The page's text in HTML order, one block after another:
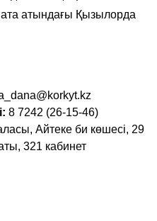
ата атындағы Қызылорда
8 7242 (26-15-46)
Айтеке би көшесі, 29
321 кабинет